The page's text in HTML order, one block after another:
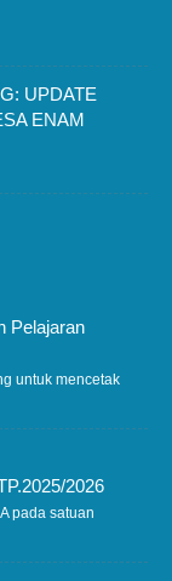
UPDATE
ENAM
Pelajaran
untuk mencetak
2026
pada satuan